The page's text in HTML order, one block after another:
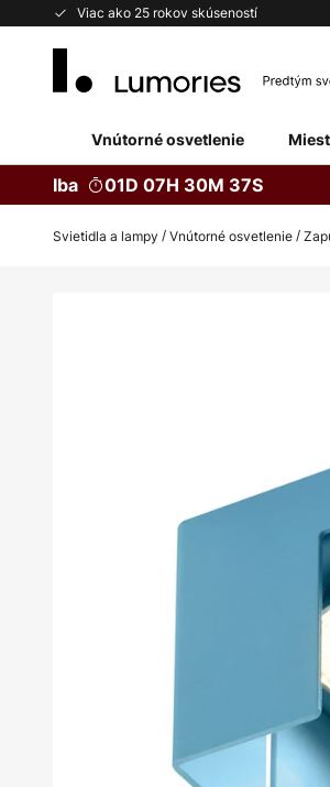
Viac ako 25 rokov skúseností
Skip
Vnútorné osvetlenie
Iba 01D 07H 30M 36S
Svietidla a lampy Vnútorné osvetlenie